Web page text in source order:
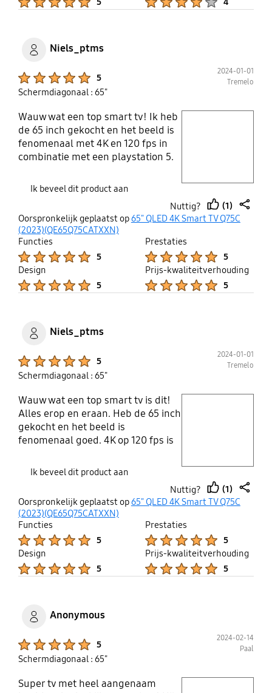
Niels_ptms
5
2024-01-01
Tremelo
Schermdiagonaal : 65"
Wauw wat een top smart tv! Ik heb
de 65 inch gekocht en het beeld is
fenomenaal met 4K en 120 fps in
combinatie met een playstation 5.
zeggen. Ik raad het iedereen aan
deze te kopen als je een goede
tevreden van.
Ik beveel dit product aan
Nuttig?
thumb
(1)
share
Oorspronkelijk geplaatst op65" QLED 4K Smart TV Q75C
(2023)(QE65Q75CATXXN)
Functies
5
Prestaties
5
Design
5
Prijs-kwaliteitverhouding
5
Niels_ptms
5
2024-01-01
Tremelo
Schermdiagonaal : 65"
Wauw wat een top smart tv is dit!
Alles erop en eraan. Heb de 65 inch
gekocht en het beeld is
fenomenaal goed. 4K op 120 fps is
met een playstastion 5. Ik kan
eigenlijk geen minpunten zeggen.
smart tv.
Ik beveel dit product aan
Nuttig?
thumb
(1)
share
Oorspronkelijk geplaatst op65" QLED 4K Smart TV Q75C
(2023)(QE65Q75CATXXN)
Functies
5
Prestaties
5
Design
5
Prijs-kwaliteitverhouding
5
Anonymous
5
2024-02-14
Paal
Schermdiagonaal : 65"
Super tv met heel aangenaam